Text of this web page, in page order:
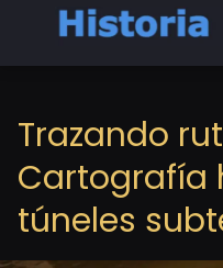
Trazando
Cartografía
túneles